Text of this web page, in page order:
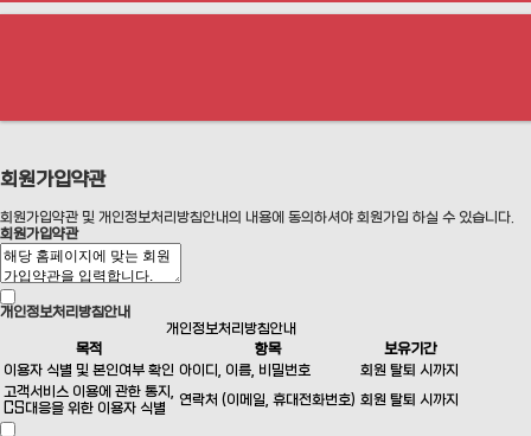
회원가입약관
회원가입약관 및 개인정보처리방침안내의 내용에 동의하셔야 회원가입 하실 수 있습니다.
회원가입약관
개인정보처리방침안내
개인정보처리방침안내
목적
항목
보유기간
이용자 식별 및 본인여부 확인 아이디, 이름, 비밀번호
회원 탈퇴 시까지
고객서비스 이용에 관한 통지,
CS대응을 위한 이용자 식별
연락처 (이메일, 휴대전화번호) 회원 탈퇴 시까지